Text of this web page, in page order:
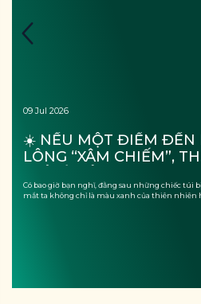
09 Jul 2026
☀️ NẾU MỘT ĐIỂM ĐẾN
LÔNG “XÂM CHIẾM”,
Có bao giờ bạn nghĩ, đằng sau những chiếc túi
mắt ta không chỉ là màu xanh của thiên nhiên